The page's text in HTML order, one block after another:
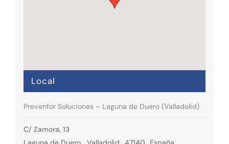
Local
Prevenfor Soluciones – Laguna de Duero (Valladolid)
C/ Zamora, 13